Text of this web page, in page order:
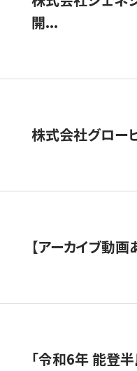
開...
株式会社グロー
【アーカイブ動
「令和6年 能登